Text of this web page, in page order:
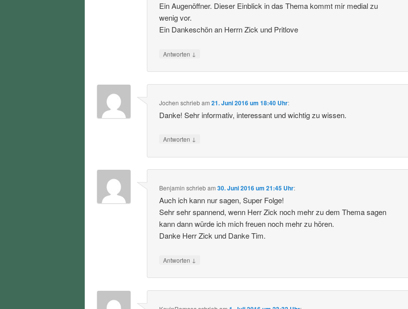
Ein Augenöffner. Dieser Einblick in das Thema kommt mir medial zu
wenig vor.
Ein Dankeschön an Herrn Zick und Pritlove
Antworten ↓
Jochen schriebam21. Juni 2016 um 18:40 Uhr:
Danke! Sehr informativ, interessant und wichtig zu wissen.
Antworten ↓
Benjamin schriebam30. Juni 2016 um 21:45 Uhr:
Auch ich kann nur sagen, Super Folge!
Sehr sehr spannend, wenn Herr Zick noch mehr zu dem Thema sagen
kann dann würde ich mich freuen noch mehr zu hören.
Danke Herr Zick und Danke Tim.
Antworten ↓